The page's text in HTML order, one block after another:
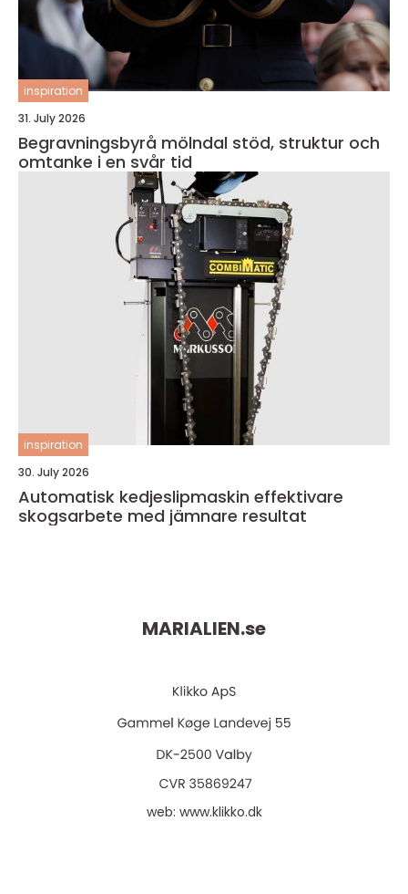
inspiration
31. July 2026
Begravningsbyrå mölndal stöd, struktur och
omtanke i en svår tid
inspiration
30. July 2026
Automatisk kedjeslipmaskin effektivare
skogsarbete med jämnare resultat
MARIALIEN.se
web: www.klikko.dk